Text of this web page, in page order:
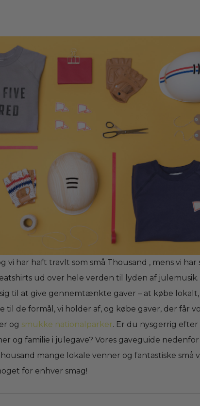
vi har haft travlt som små Thousand , mens vi har
ud over hele verden til lyden af julemusik.
til at give gennemtænkte gaver – at købe lokalt,
til de formål, vi holder af, og købe gaver, der får
og smukke nationalparker. Er du nysgerrig efter
og familie i julegave? Vores gaveguide
mange lokale venner og fantastiske små
for enhver smag!